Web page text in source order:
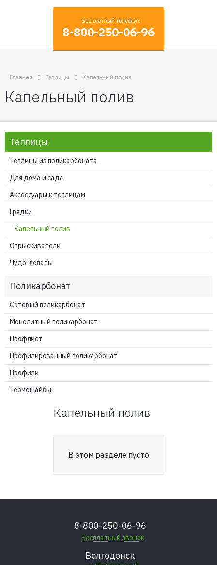
Бесплатный телефон:
8-800-250-06-96
Главная Теплицы Капельный полив
Капельный полив
Теплицы
Теплицы из поликарбоната
Для дома и сада
Аксессуары к теплицам
Грядки
Капельный полив
Опрыскиватели
Чудо-лопаты
Поликарбонат
Сотовый поликарбонат
Монолитный поликарбонат
Профлист
Профилированный поликарбонат
Профили
Термошайбы
Капельный полив
В этом разделе пусто
8-800-250-06-96
Бесплатный звонок
Волгодонск